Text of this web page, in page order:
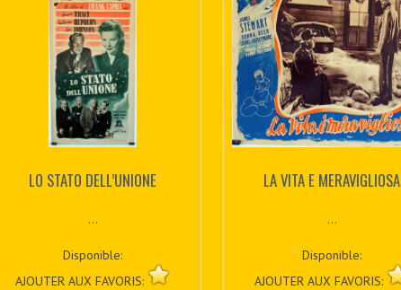
LO STATO DELL’UNIONE
...
Disponible:
AJOUTER AUX FAVORIS:
LA VITA E MERAVIGLIOSA
...
Disponible:
AJOUTER AUX FAVORIS: